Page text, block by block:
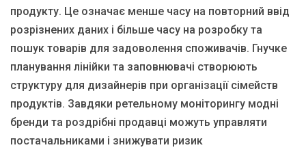
продукту. Це означає менше часу на повторний ввід
розрізнених даних і більше часу на розробку та
пошук товарів для задоволення споживачів. Гнучке
планування лінійки та заповнювачі створюють
структуру для дизайнерів при організації сімейств
продуктів. Завдяки ретельному моніторингу модні
бренди та роздрібні продавці можуть управляти
постачальниками і знижувати ризик